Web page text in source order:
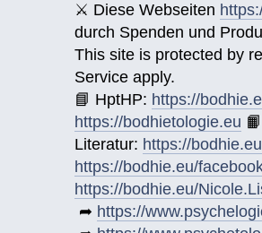
⚔ Diese Webseiten
durch Spenden und
This site is protected by
Service apply.
📘 HptHP: https://
https://bodhietologie.eu 📙
Literatur: https://
https://bodhie.eu/
https://bodhie.eu/
➦ https://